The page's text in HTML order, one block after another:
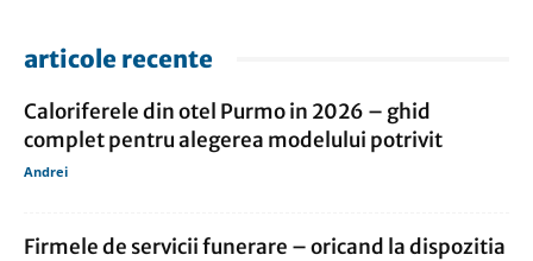
articole recente
Caloriferele din otel Purmo in 2026 – ghid
complet pentru alegerea modelului potrivit
Andrei
Firmele de servicii funerare – oricand la dispozitia